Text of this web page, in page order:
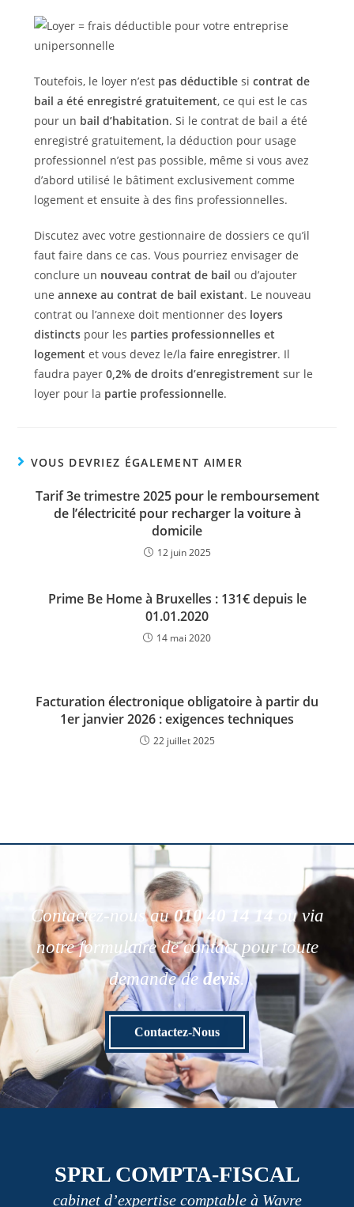
Toutefois, le loyer n’est pas déductiblesi contrat de
bail a été enregistré gratuitement, ce qui est le cas
pour un bail d’habitation. Si le contrat de bail a été
enregistré gratuitement, la déduction pour usage
professionnel n’est pas possible, même si vous avez
d’abord utilisé le bâtiment exclusivement comme
logement et ensuite à des fins professionnelles.
Discutez avec votre gestionnaire de dossiers ce qu’il
faut faire dans ce cas. Vous pourriez envisager de
conclure un nouveau contrat de bail ou d’ajouter
une annexe au contrat de bail existant. Le nouveau
contrat ou l’annexe doit mentionner des loyers
distinctspour les parties professionnelles et
logement et vous devez le/la faire enregistrer. Il
faudra payer 0,2% de droits d’enregistrement sur le
loyer pour la partie professionnelle.
VOUS DEVRIEZ ÉGALEMENT AIMER
Tarif 3e trimestre 2025 pour le remboursement
de l’électricité pour recharger la voiture à
domicile
12 juin 2025
Prime Be Home à Bruxelles : 131€ depuis le
01.01.2020
14 mai 2020
Facturation électronique obligatoire à partir du
1er janvier 2026 : exigences techniques
22 juillet 2025
Contactez-nous au010 40 14 14
ou via
notre formulaire de contact pour toute
demande de devis.
Contactez-Nous
SPRL COMPTA-FISCAL
cabinet d’expertise comptable à Wavre